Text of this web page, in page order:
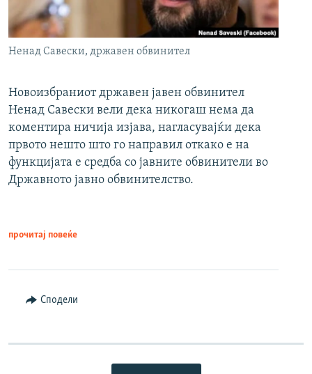
Ненад Савески, државен обвинител
Новоизбраниот државен јавен обвинител
Ненад Савески вели дека никогаш нема да
коментира ничија изјава, нагласувајќи дека
првото нешто што го направил откако е на
функцијата е средба со јавните обвинители во
Државното јавно обвинителство.
прочитај повеќе
Сподели